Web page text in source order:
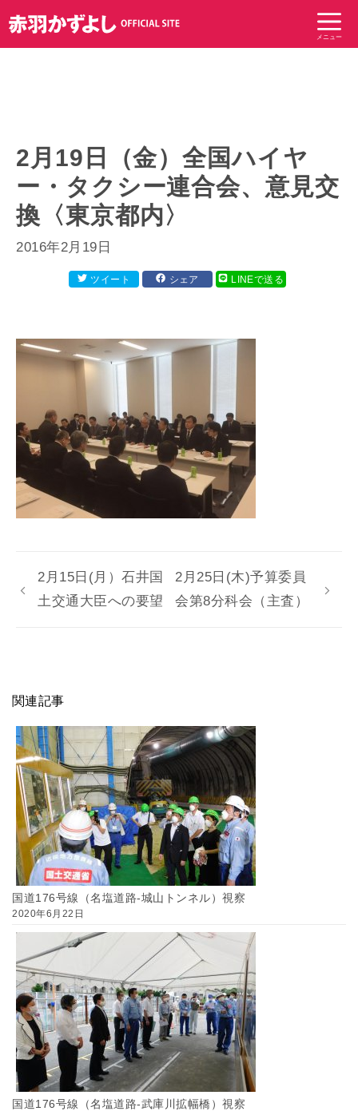
ン
テ
メニュー
2月19日（金）全国ハイヤ
ー・タクシー連合会、意見交
換〈東京都内〉
2016年2月19日
ツイート シェア LINEで送る
2月15日(月）石井国
土交通大臣への要望
2月25日(木)予算委員
会第8分科会（主査）
関連記事
国道176号線（名塩道路-城山トンネル）視察
2020年6月22日
国道176号線（名塩道路-武庫川拡幅橋）視察